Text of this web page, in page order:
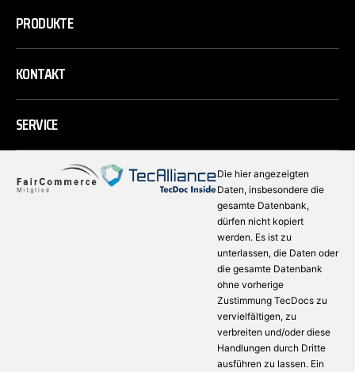
PRODUKTE
KONTAKT
SERVICE
Die hier angezeigten
Daten, insbesondere die
gesamte Datenbank,
dürfen nicht kopiert
werden. Es ist zu
unterlassen, die Daten oder
die gesamte Datenbank
ohne vorherige
Zustimmung TecDocs zu
vervielfältigen, zu
verbreiten und/oder diese
Handlungen durch Dritte
ausführen zu lassen. Ein